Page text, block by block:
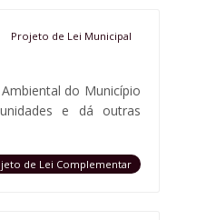
Projeto de Lei Municipal
do Município
e dá outras
de Lei Complementar